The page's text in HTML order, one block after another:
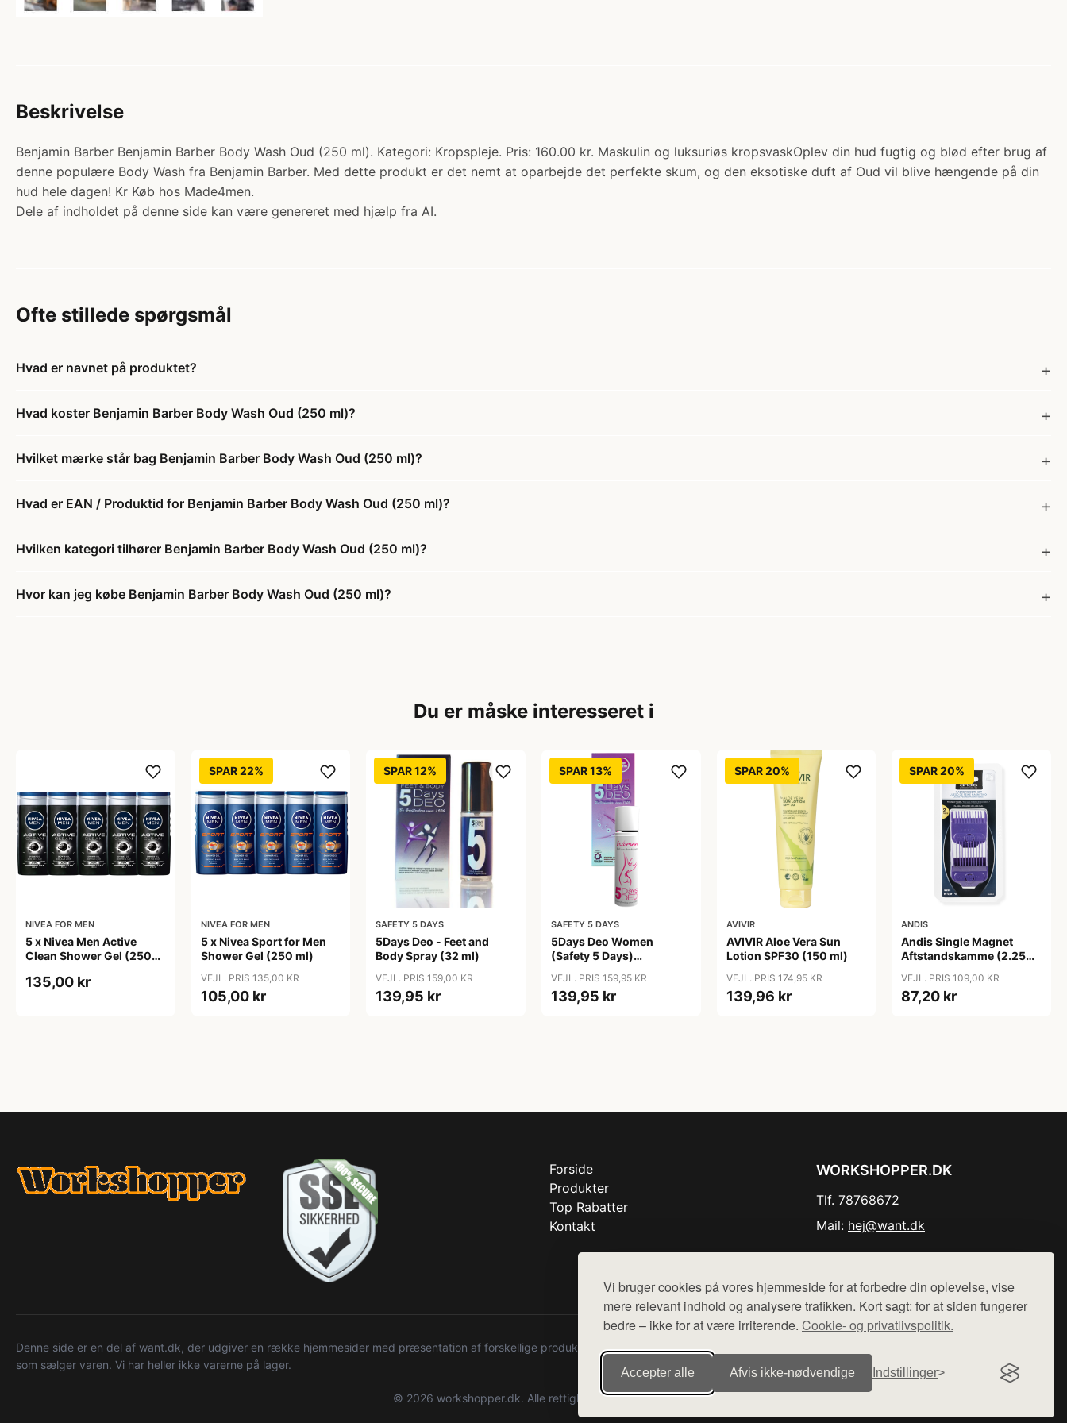
Vi bruger cookies på vores hjemmeside for at forbedre din oplevelse, vise
mere relevant indhold og analysere trafikken. Kort sagt: for at siden fungerer
bedre – ikke for at være irriterende. Cookie- og privatlivspolitik.
Accepter alle Afvis ikke‑nødvendige Indstillinger
Beskrivelse
Benjamin Barber Benjamin Barber Body Wash Oud (250 ml). Kategori: Kropspleje. Pris: 160.00 kr. Maskulin og luksuriøs kropsvaskOplev din hud fugtig og blød efter brug af
denne populære Body Wash fra Benjamin Barber. Med dette produkt er det nemt at oparbejde det perfekte skum, og den eksotiske duft af Oud vil blive hængende på din
hud hele dagen! Kr Køb hos Made4men.
Dele af indholdet på denne side kan være genereret med hjælp fra AI.
Ofte stillede spørgsmål
Hvad er navnet på produktet?
Hvad koster Benjamin Barber Body Wash Oud (250 ml)?
Hvilket mærke står bag Benjamin Barber Body Wash Oud (250 ml)?
Hvad er EAN / Produktid for Benjamin Barber Body Wash Oud (250 ml)?
Hvilken kategori tilhører Benjamin Barber Body Wash Oud (250 ml)?
Hvor kan jeg købe Benjamin Barber Body Wash Oud (250 ml)?
Du er måske interesseret i
NIVEA FOR MEN
5 x Nivea Men Active
Clean Shower Gel (250
135,00 kr
SPAR 22%
NIVEA FOR MEN
5 x Nivea Sport for Men
Shower Gel (250 ml)
VEJL. PRIS 135,00 KR
105,00 kr
SPAR 12%
SAFETY 5 DAYS
5Days Deo - Feet and
Body Spray (32 ml)
VEJL. PRIS 159,00 KR
139,95 kr
SPAR 13%
SAFETY 5 DAYS
5Days Deo Women
(Safety 5 Days)
VEJL. PRIS 159,95 KR
139,95 kr
SPAR 20%
AVIVIR
AVIVIR Aloe Vera Sun
Lotion SPF30 (150 ml)
VEJL. PRIS 174,95 KR
139,96 kr
SPAR 20%
ANDIS
Andis Single Magnet
Aftstandskamme (2.25
VEJL. PRIS 109,00 KR
87,20 kr
Forside
Produkter
Top Rabatter
Kontakt
WORKSHOPPER.DK
Tlf. 78768672
Mail: hej@want.dk
Denne side er en del af want.dk, der udgiver en række hjemmesider med præsentation af forskellige produkter fra diverse webshops. Der sælges ikke varer fra denne side - vi henviser til de shops,
som sælger varen. Vi har heller ikke varerne på lager.
© 2026 workshopper.dk. Alle rettigheder forbeholdes.